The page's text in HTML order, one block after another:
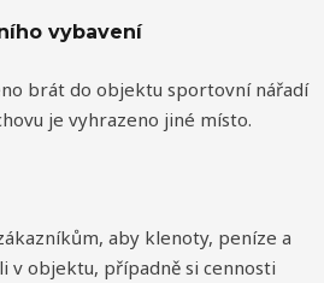
vybavení
brát do objektu sportovní nářadí
je vyhrazeno jiné místo.
aby klenoty, peníze a
v objektu, případně si cennosti